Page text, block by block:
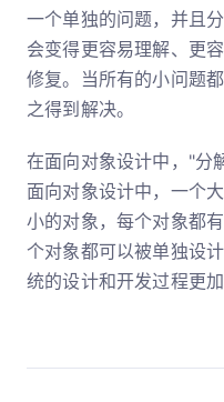
一个单独的问题，并且
会变得更容易理解、更
修复。当所有的小问题
之得到解决。
在面向对象设计中，"分
面向对象设计中，一个
小的对象，每个对象都
个对象都可以被单独设
统的设计和开发过程更